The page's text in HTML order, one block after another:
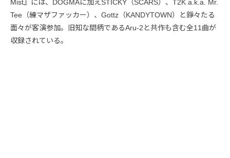
Mist』には、DOGMAに加えSTICKY（SCARS）、T2K a.k.a. Mr.
Tee（練マザファッカー）、Gottz（KANDYTOWN）と錚々たる
面々が客演参加。旧知な間柄であるAru-2と共作も含む全11曲が
収録されている。